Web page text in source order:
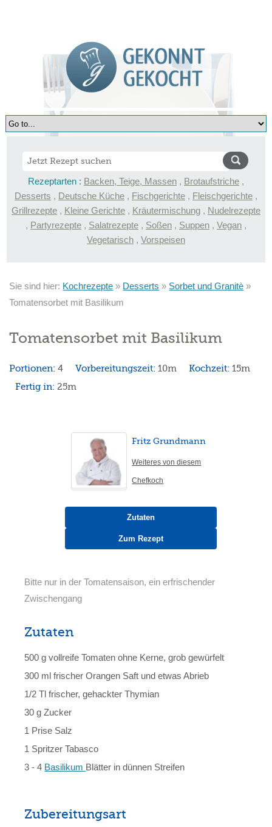
Rezeptarten : Backen, Teige, Massen , Brotaufstriche ,
Desserts , Deutsche Küche , Fischgerichte , Fleischgerichte ,
Grillrezepte , Kleine Gerichte , Kräutermischung , Nudelrezepte
, Partyrezepte , Salatrezepte , Soßen , Suppen , Vegan ,
Vegetarisch , Vorspeisen
Sie sind hier: Kochrezepte » Desserts » Sorbet und Granitè »
Tomatensorbet mit Basilikum
Tomatensorbet mit Basilikum
Portionen:4 Vorbereitungszeit:10m Kochzeit:15m
Fertig in:25m
Fritz Grundmann
Weiteres von diesem
Chefkoch
Zutaten
Zum Rezept
Bitte nur in der Tomatensaison, ein erfrischender
Zwischengang
Zutaten
500 g vollreife Tomaten ohne Kerne, grob gewürfelt
300 ml frischer Orangen Saft und etwas Abrieb
1/2 Tl frischer, gehackter Thymian
30 g Zucker
1 Prise Salz
1 Spritzer Tabasco
3 - 4 Basilikum Blätter in dünnen Streifen
Zubereitungsart